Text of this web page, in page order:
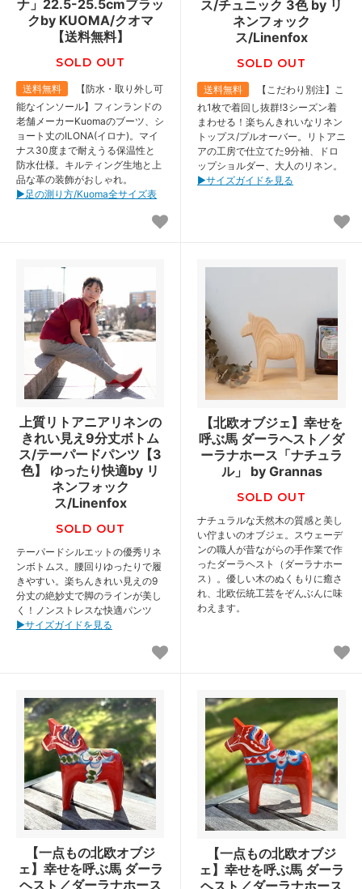
ナ」22.5-25.5cmブラッ
クby KUOMA/クオマ
【送料無料】
SOLD OUT
送料無料
【防水・取り外し可
能なインソール】フィンランドの
老舗メーカーKuomaのブーツ、シ
ョート丈のILONA(イロナ)。マイ
ナス30度まで耐えうる保温性と
防水仕様。キルティング生地と上
品な革の装飾がおしゃれ。
▶︎足の測り方/Kuoma全サイズ表
ス/チュニック 3色 by リ
ネンフォック
ス/Linenfox
SOLD OUT
送料無料
【こだわり別注】こ
れ1枚で着回し抜群!3シーズン着
まわせる！楽ちんきれいなリネン
トップス/プルオーバー。リトアニ
アの工房で仕立てた9分袖、ドロ
ップショルダー、大人のリネン。
▶︎サイズガイドを見る
上質リトアニアリネンの
きれい見え9分丈ボトム
ス/テーパードパンツ【3
色】 ゆったり快適by リ
ネンフォック
ス/Linenfox
SOLD OUT
テーパードシルエットの優秀リネ
ンボトムス。腰回りゆったりで履
きやすい。楽ちんきれい見えの9
分丈の絶妙丈で脚のラインが美し
く！ノンストレスな快適パンツ
▶︎サイズガイドを見る
【北欧オブジェ】幸せを
呼ぶ馬 ダーラヘスト／ダ
ーラナホース「ナチュラ
ル」 by Grannas
SOLD OUT
ナチュラルな天然木の質感と美し
い佇まいのオブジェ。スウェーデ
ンの職人が昔ながらの手作業で作
ったダーラヘスト（ダーラナホー
ス）。優しい木のぬくもりに癒さ
れ、北欧伝統工芸をぞんぶんに味
わえます。
【一点もの北欧オブジ
ェ】幸せを呼ぶ馬 ダーラ
ヘスト／ダーラナホース
【一点もの北欧オブジ
ェ】幸せを呼ぶ馬 ダーラ
ヘスト／ダーラナホース